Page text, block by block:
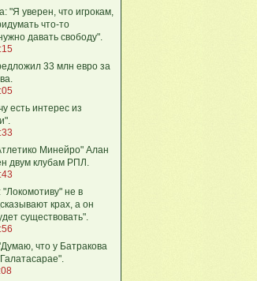
"Я уверен, что игрокам,
что-то
давать свободу".
33 млн евро за
есть интерес из
Минейро" Алан
двум клубам РПЛ.
не в
крах, а он
существовать".
что у Батракова